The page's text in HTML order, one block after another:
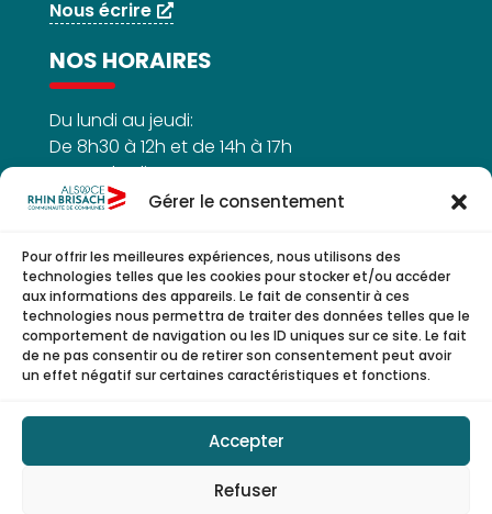
Gérer le consentement
Pour offrir les meilleures expériences, nous utilisons des
technologies telles que les cookies pour stocker et/ou accéder
aux informations des appareils. Le fait de consentir à ces
technologies nous permettra de traiter des données telles que le
comportement de navigation ou les ID uniques sur ce site. Le fait
de ne pas consentir ou de retirer son consentement peut avoir
un effet négatif sur certaines caractéristiques et fonctions.
Accepter
Refuser
Nous écrire
NOS HORAIRES
Du lundi au jeudi:
De 8h30 à 12h et de 14h à 17h
Le vendredi :
De 8h30h à 12h
NOUS SUIVRE
© Copyright 2026 | CCARB